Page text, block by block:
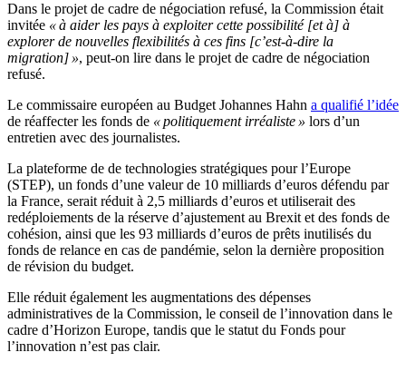
Dans le projet de cadre de négociation refusé, la Commission était
invitée « à aider les pays à exploiter cette possibilité [et à] à
explorer de nouvelles flexibilités à ces fins [c’est-à-dire la
migration] », peut-on lire dans le projet de cadre de négociation
refusé.
Le commissaire européen au Budget Johannes Hahn a qualifié l’idée
de réaffecter les fonds de « politiquement irréaliste » lors d’un
entretien avec des journalistes.
La plateforme de de technologies stratégiques pour l’Europe
(STEP), un fonds d’une valeur de 10 milliards d’euros défendu par
la France, serait réduit à 2,5 milliards d’euros et utiliserait des
redéploiements de la réserve d’ajustement au Brexit et des fonds de
cohésion, ainsi que les 93 milliards d’euros de prêts inutilisés du
fonds de relance en cas de pandémie, selon la dernière proposition
de révision du budget.
Elle réduit également les augmentations des dépenses
administratives de la Commission, le conseil de l’innovation dans le
cadre d’Horizon Europe, tandis que le statut du Fonds pour
l’innovation n’est pas clair.